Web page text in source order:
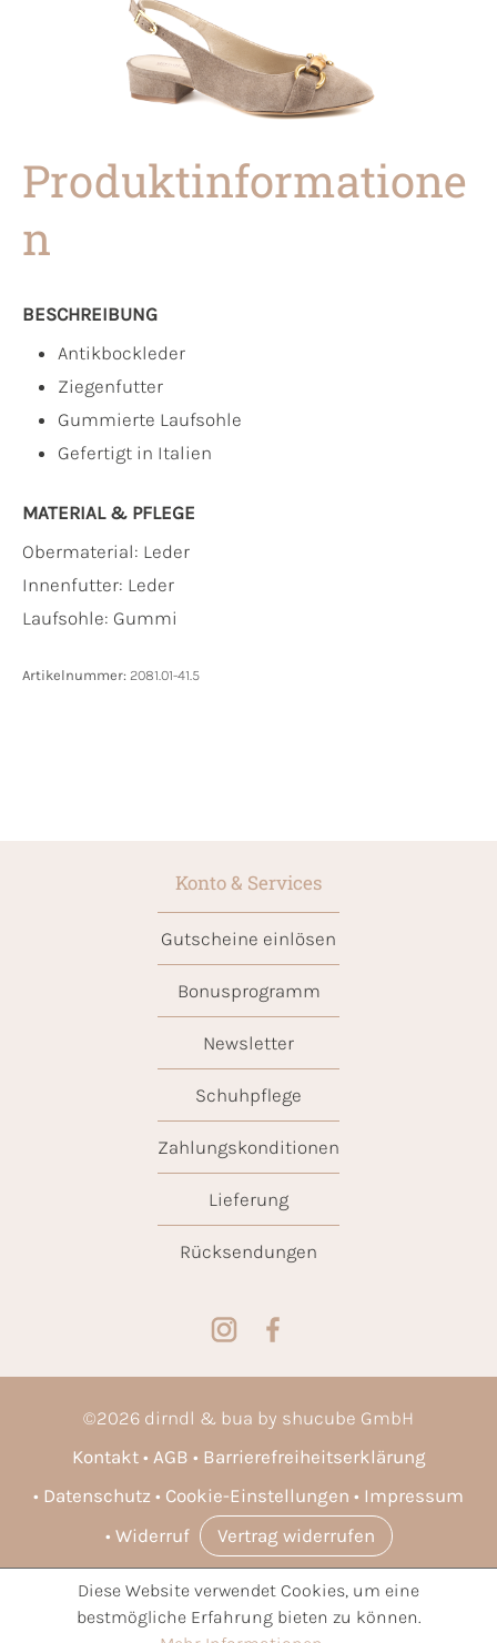
Produktinformatione
n
BESCHREIBUNG
Antikbockleder
Ziegenfutter
Gummierte Laufsohle
Gefertigt in Italien
MATERIAL & PFLEGE
Obermaterial: Leder
Innenfutter: Leder
Laufsohle: Gummi
Artikelnummer: 2081.01-41.5
Konto & Services
Gutscheine einlösen
Bonusprogramm
Newsletter
Schuhpflege
Zahlungskonditionen
Lieferung
Rücksendungen
©2026 dirndl & bua by shucube GmbH
Kontakt
AGB
Barrierefreiheitserklärung
Datenschutz
Cookie-Einstellungen
Impressum
Widerruf
Vertrag widerrufen
* Alle Preise inkl. gesetzl. Mehrwertsteuer zzgl.Versandkosten
und ggf. Nachnahmegebühren, wenn nicht anders angegeben.
Diese Website verwendet Cookies, um eine
bestmögliche Erfahrung bieten zu können.